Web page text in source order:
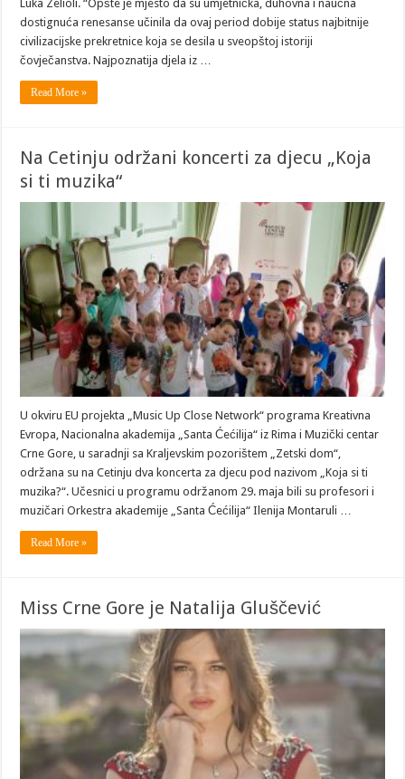
Luka Zelioli. “Opšte je mjesto da su umjetnička, duhovna i naučna
dostignuća renesanse učinila da ovaj period dobije status najbitnije
civilizacijske prekretnice koja se desila u sveopštoj istoriji
čovječanstva. Najpoznatija djela iz …
Read More »
Na Cetinju održani koncerti za djecu „Koja
si ti muzika“
U okviru EU projekta „Music Up Close Network“ programa Kreativna
Evropa, Nacionalna akademija „Santa Ćećilija“ iz Rima i Muzički centar
Crne Gore, u saradnji sa Kraljevskim pozorištem „Zetski dom“,
održana su na Cetinju dva koncerta za djecu pod nazivom „Koja si ti
muzika?“. Učesnici u programu održanom 29. maja bili su profesori i
muzičari Orkestra akademije „Santa Ćećilija“ Ilenija Montaruli …
Read More »
Miss Crne Gore je Natalija Gluščević